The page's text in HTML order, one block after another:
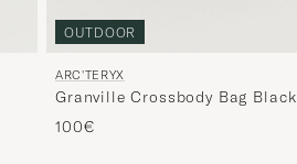
OUTDOOR
ARC'TERYX
Granville Crossbody Bag Black
100€